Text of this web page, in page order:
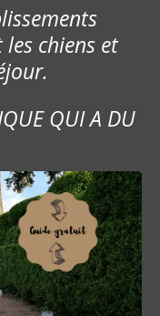
chiens et
QUI A DU